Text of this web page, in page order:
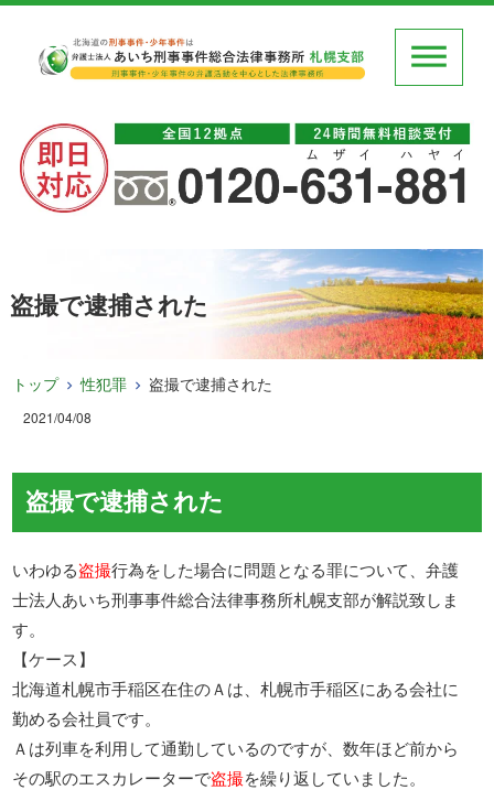
盗撮で逮捕された
トップ 性犯罪 盗撮で逮捕された
2021/04/08
盗撮で逮捕された
いわゆる盗撮行為をした場合に問題となる罪について、弁護
士法人あいち刑事事件総合法律事務所札幌支部が解説致しま
す。
【ケース】
北海道札幌市手稲区在住のＡは、札幌市手稲区にある会社に
勤める会社員です。
Ａは列車を利用して通勤しているのですが、数年ほど前から
その駅のエスカレーターで盗撮を繰り返していました。